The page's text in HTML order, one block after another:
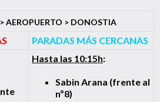
AEROPUERTO > DONOSTIA
PARADAS MÁS CERCANAS
Hasta las 10:15h:
Sabin Arana (frente al
nº8)